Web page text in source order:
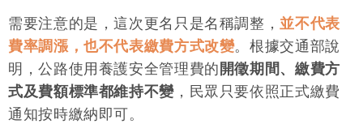
需要注意的是，這次更名只是名稱調整，並不代表
費率調漲，也不代表繳費方式改變。根據交通部說
明，公路使用養護安全管理費的 開徵期間、繳費方
式及費額標準都維持不變，民眾只要依照正式繳費
通知按時繳納即可。